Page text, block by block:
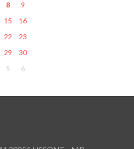
8
9
15
16
22
23
29
30
5 6